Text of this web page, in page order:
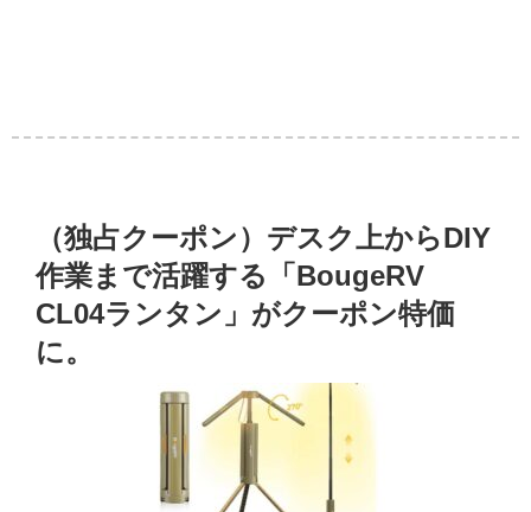
（独占クーポン）デスク上からDIY
作業まで活躍する「BougeRV
CL04ランタン」がクーポン特価
に。